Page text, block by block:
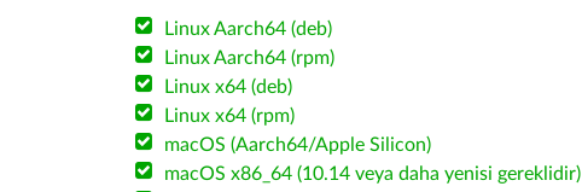
Linux Aarch64 (deb)
Linux Aarch64 (rpm)
Linux x64 (deb)
Linux x64 (rpm)
macOS (Aarch64/Apple Silicon)
macOS x86_64 (10.14 veya daha yenisi gereklidir)